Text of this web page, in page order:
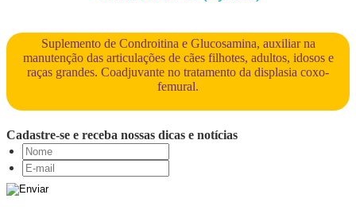
Suplemento de Condroitina e Glucosamina, auxiliar na
manutenção das articulações de cães filhotes, adultos, idosos e
raças grandes. Coadjuvante no tratamento da displasia coxo-
femural.
Cadastre-se e receba nossas dicas e notícias